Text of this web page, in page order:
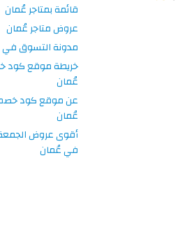
قائمة بمتاجر عُمان
عروض متاجر عُمان
مدونة التسوق
خريطة موقع كود
عُمان
عن موقع كود
عُمان
أقوى عروض الجمعة
في عُمان